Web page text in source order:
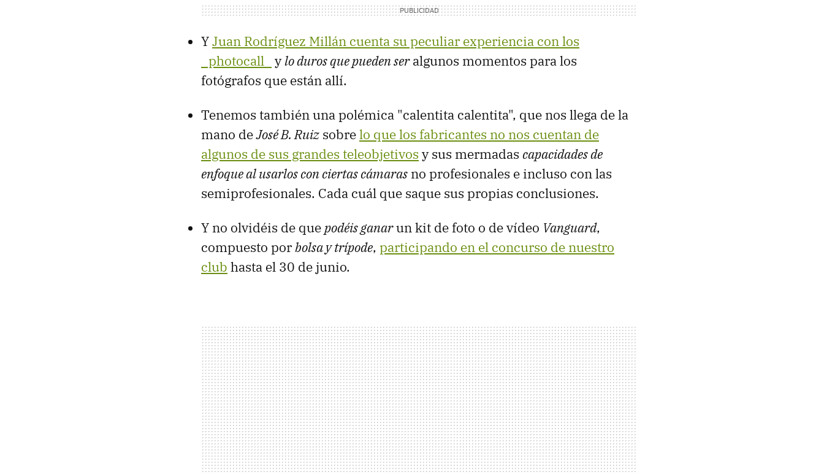
YJuan Rodríguez Millán cuenta su peculiar experiencia con los
_photocall_
ylo duros que pueden seralgunos momentos para los
fotógrafos que están allí.
Tenemos también una polémica "calentita calentita", que nos llega de la
mano deJosé B. Ruiz sobrelo que los fabricantes no nos cuentan de
algunos de sus grandes teleobjetivos y sus mermadas capacidades de
enfoque al usarlos con ciertas cámaras no profesionales e incluso con las
semiprofesionales. Cada cuál que saque sus propias conclusiones.
Y no olvidéis de quepodéis ganarun kit de foto o de vídeo Vanguard,
compuesto porbolsa y trípode, participando en el concurso de nuestro
club hasta el 30 de junio.